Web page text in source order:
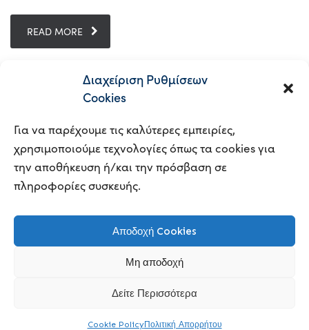
Διαχείριση Ρυθμίσεων
Cookies
Για να παρέχουμε τις καλύτερες εμπειρίες,
χρησιμοποιούμε τεχνολογίες όπως τα cookies για
την αποθήκευση ή/και την πρόσβαση σε
πληροφορίες συσκευής.
Αποδοχή Cookies
Μη αποδοχή
Δείτε Περισσότερα
Cookie PolicyΠολιτική Απορρήτου
READ MORE
© 2023BUSINESS CONSULTING |POWERED BY
CLOUDHAZ|ΠΟΛΙΤΙΚΗ ΑΠΟΡΡΗΤΟΥ